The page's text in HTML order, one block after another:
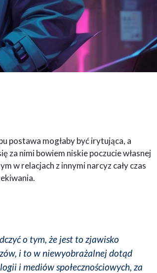
postawa mogłaby być irytująca, a
za nimi bowiem niskie poczucie własnej
w relacjach z innymi narcyz cały czas
o tym, że jest to zjawisko
i to w niewyobrażalnej dotąd
i mediów społecznościowych, za